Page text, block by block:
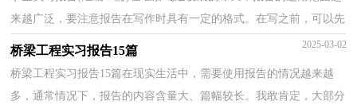
来越广泛，要注意报告在写作时具有一定的格式。在写之前，可以先
参考范文，下面是小编帮大家整理的学生实习报告，希望...
桥梁工程实习报告15篇 2025-03-02
桥梁工程实习报告15篇在现实生活中，需要使用报告的情况越来越
多，通常情况下，报告的内容含量大、篇幅较长。我敢肯定，大部分